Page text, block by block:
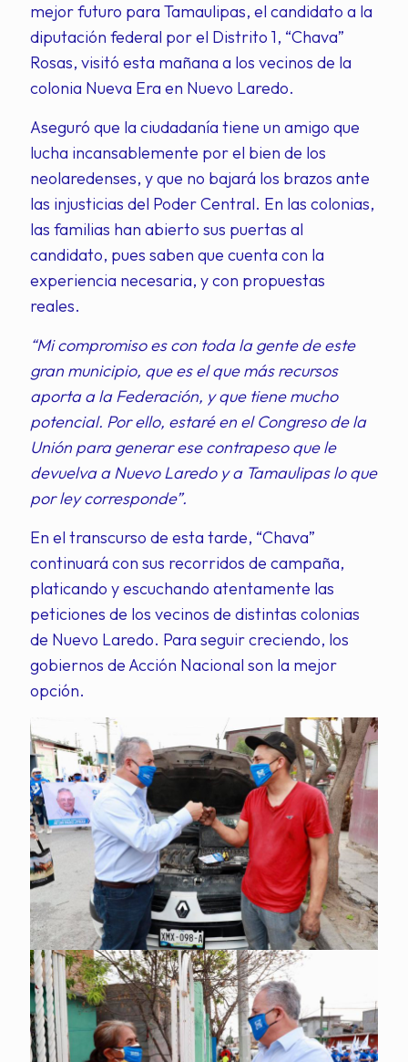
mejor futuro para Tamaulipas, el candidato a la
diputación federal por el Distrito 1, “Chava”
Rosas, visitó esta mañana a los vecinos de la
colonia Nueva Era en Nuevo Laredo.
Aseguró que la ciudadanía tiene un amigo que
lucha incansablemente por el bien de los
neolaredenses, y que no bajará los brazos ante
las injusticias del Poder Central. En las colonias,
las familias han abierto sus puertas al
candidato, pues saben que cuenta con la
experiencia necesaria, y con propuestas
reales.
“Mi compromiso es con toda la gente de este
gran municipio, que es el que más recursos
aporta a la Federación, y que tiene mucho
potencial. Por ello, estaré en el Congreso de la
Unión para generar ese contrapeso que le
devuelva a Nuevo Laredo y a Tamaulipas lo que
por ley corresponde”.
En el transcurso de esta tarde, “Chava”
continuará con sus recorridos de campaña,
platicando y escuchando atentamente las
peticiones de los vecinos de distintas colonias
de Nuevo Laredo. Para seguir creciendo, los
gobiernos de Acción Nacional son la mejor
opción.